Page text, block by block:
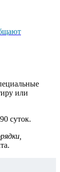
или
суток.